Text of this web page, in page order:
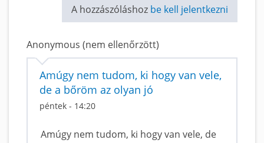
A hozzászóláshoz be kell jelentkezni
Anonymous (nem ellenőrzött)
Amúgy nem tudom, ki hogy van vele,
de a bőröm az olyan jó
péntek - 14:20
Amúgy nem tudom, ki hogy van vele, de